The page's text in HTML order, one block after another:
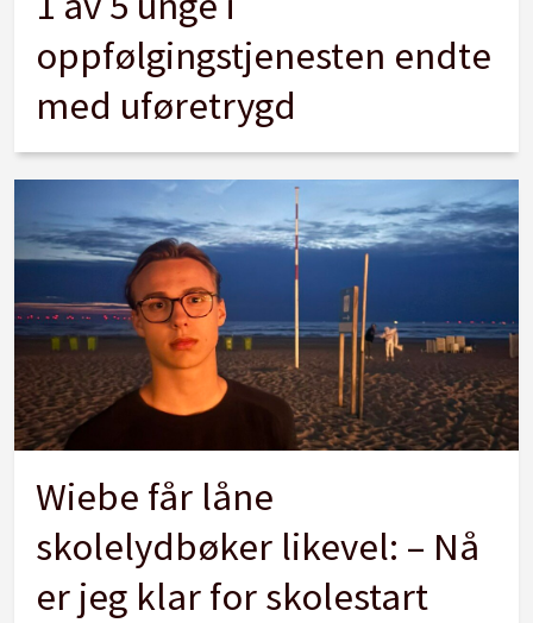
oppfølgingstjenesten endte
med uføretrygd
Wiebe får låne
skolelydbøker likevel: – Nå
er jeg klar for skolestart